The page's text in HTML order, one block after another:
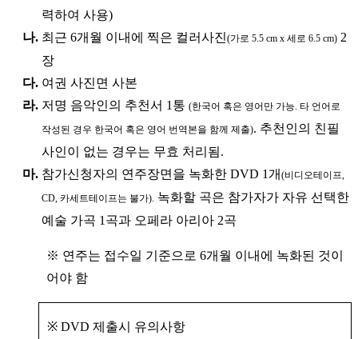
력하여 사용)
나. 최근 6개월 이내에 찍은 컬러사진(가로 5.5 cm x 세로 6.5 cm) 2
장
다. 여권 사진면 사본
라. 저명 음악인의 추천서 1통 (한국어 혹은 영어만 가능. 타 언어로
작성된 경우 한국어 혹은 영어 번역본을 함께 제출). 추천인의 친필
사인이 없는 경우는 무효 처리됨.
마. 참가신청자의 연주장면을 녹화한 DVD 1개 (비디오테이프,
CD, 카세트테이프는 불가). 녹화할 곡은 참가자가 자유 선택한
예술 가곡 1곡과 오페라 아리아 2곡
※ 연주는 접수일 기준으로 6개월 이내에 녹화된 것이
어야 함
※ DVD 제출시 유의사항